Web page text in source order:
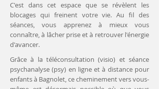
C'est dans cet espace que se révèlent les
blocages qui freinent votre vie. Au fil des
séances, vous apprenez à mieux vous
connaître, à lâcher prise et à retrouver l'énergie
d'avancer.
Grâce à la téléconsultation (visio) et séance
psychanalyse (psy) en ligne et à distance pour
enfants à Bagnolet, ce cheminement vers vous-